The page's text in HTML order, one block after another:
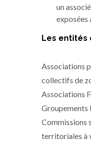
un
exposées
Les entités
Associations
collectifs de
Associations
Groupements
Commissions
territoriales à